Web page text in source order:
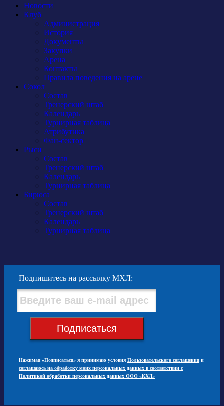
Новости
Клуб
Администрация
История
Документы
Закупки
Арена
Контакты
Правила поведения на арене
Сокол
Состав
Тренерский штаб
Календарь
Турнирная таблица
Атрибутика
Фан-сектор
Рыси
Состав
Тренерский штаб
Календарь
Турнирная таблица
Бирюса
Состав
Тренерский штаб
Календарь
Турнирная таблица
Подпишитесь на рассылку МХЛ:
Подписаться
Нажимая «Подписаться» я принимаю условия Пользовательского соглашения и
соглашаюсь на обработку моих персональных данных в соответствии с
Политикой обработки персональных данных ООО «КХЛ»